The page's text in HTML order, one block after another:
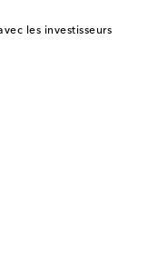
les investisseurs